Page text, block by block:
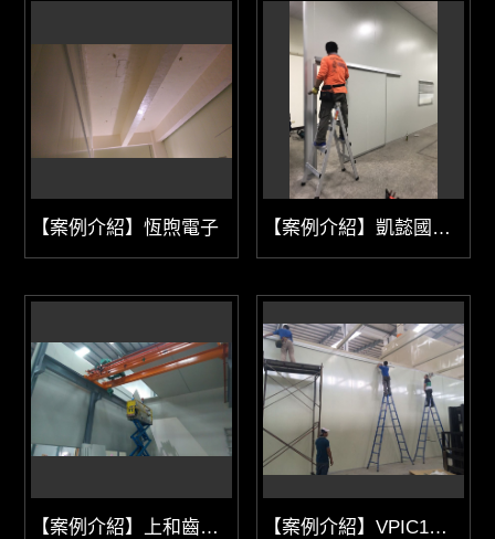
【案例介紹】恆煦電子 【案例介紹】凱懿國際有限公司
【案例介紹】上和齒輪有限公司 【案例介紹】VPIC1越南第一精密工業有限公司